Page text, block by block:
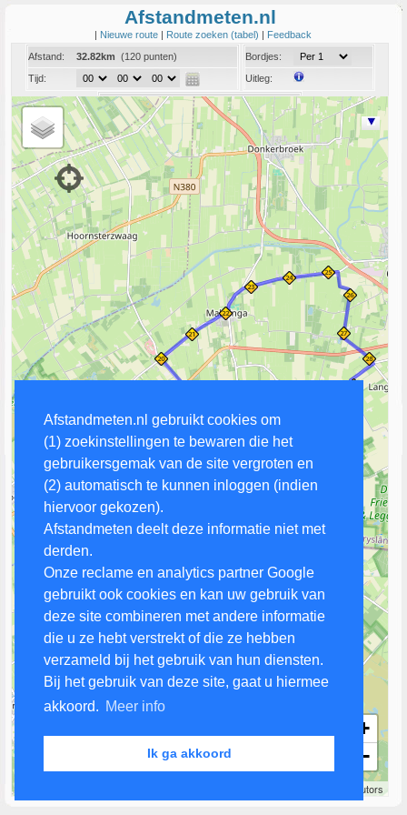
Afstandmeten.nl gebruikt cookies om
(1) zoekinstellingen te bewaren die het
gebruikersgemak van de site vergroten en
(2) automatisch te kunnen inloggen (indien
hiervoor gekozen).
Afstandmeten deelt deze informatie niet met
derden.
Onze reclame en analytics partner Google
gebruikt ook cookies en kan uw gebruik van
deze site combineren met andere informatie
die u ze hebt verstrekt of die ze hebben
verzameld bij het gebruik van hun diensten.
Bij het gebruik van deze site, gaat u hiermee
akkoord. Meer info
Ik ga akkoord
Afstandmeten.nl
| Nieuwe route | Route zoeken (tabel) | Feedback
Afstand:
32.82km (120 punten)
Tijd:
Bordjes:
Uitleg:
Coord:
Info:
Link naar deze route
+
−
contributors